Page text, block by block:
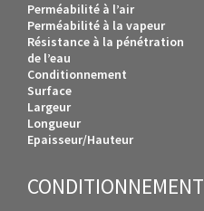
Perméabilité à l’air
Perméabilité à la vapeur
Résistance à la pénétration
de l’eau
Conditionnement
Surface
Largeur
Longueur
Epaisseur/Hauteur
CONDITIONNEMENT